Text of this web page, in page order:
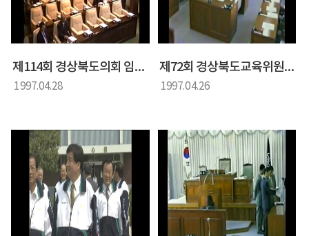
제114회 경상북도의회 임시회 경상북도의회 제2차 본회의
1997.04.28
제72회 경상북도교육위원회 임시회
1997.04.26